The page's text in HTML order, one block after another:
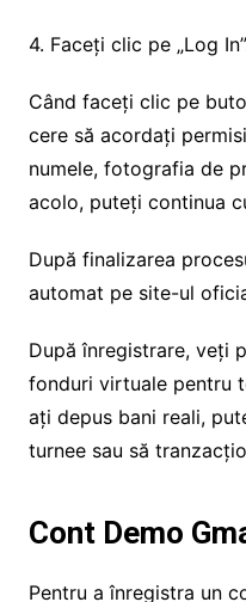
4. Faceți clic pe „Log
Când faceți clic pe
cere să acordați
numele, fotografia de
acolo, puteți continua
După finalizarea
automat pe site-ul
După înregistrare, veți
fonduri virtuale pentru
ați depus bani reali,
turnee sau să
Cont Demo
Pentru a înregistra un